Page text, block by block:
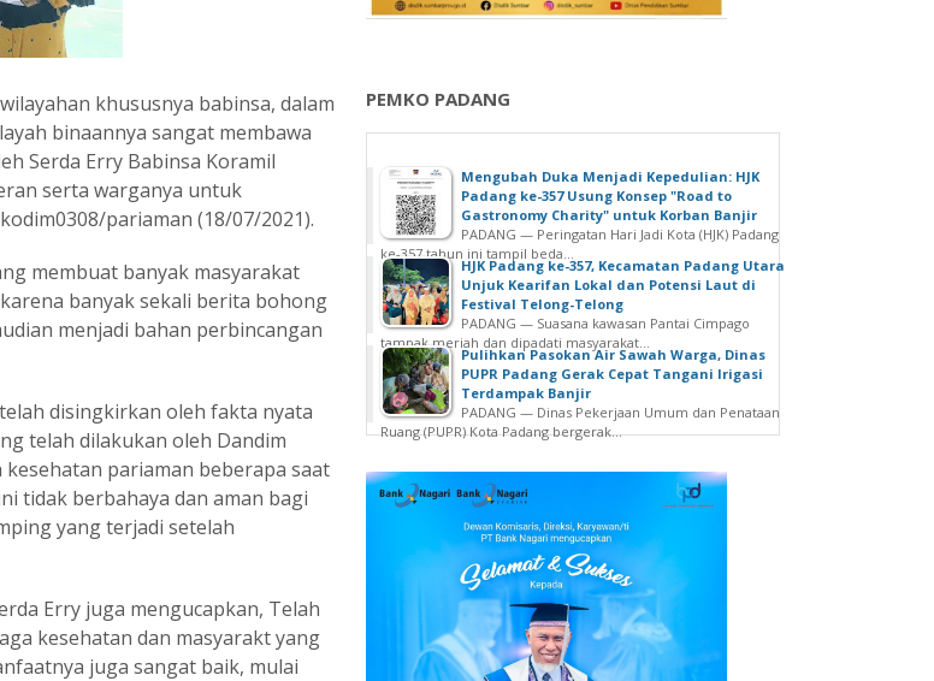
khususnya babinsa, dalam
binaannya sangat membawa
Serda Erry Babinsa Koramil
serta warganya untuk
pariaman (18/07/2021).
membuat banyak masyarakat
banyak sekali berita bohong
menjadi bahan perbincangan
disingkirkan oleh fakta nyata
telah dilakukan oleh Dandim
pariaman beberapa saat
tidak berbahaya dan aman bagi
yang terjadi setelah
Erry juga mengucapkan, Telah
kesehatan dan masyarakt yang
juga sangat baik, mulai
PEMKO PADANG
Mengubah Duka Menjadi Kepedulian: HJK
Padang ke-357 Usung Konsep "Road to
Gastronomy Charity" untuk Korban Banjir
PADANG — Peringatan Hari Jadi Kota (HJK) Padang
ke-357 tahun ini tampil beda...
HJK Padang ke-357, Kecamatan Padang Utara
Unjuk Kearifan Lokal dan Potensi Laut di
Festival Telong-Telong
PADANG — Suasana kawasan Pantai Cimpago
tampak meriah dan dipadati masyarakat...
Pulihkan Pasokan Air Sawah Warga, Dinas
PUPR Padang Gerak Cepat Tangani Irigasi
Terdampak Banjir
PADANG — Dinas Pekerjaan Umum dan Penataan
Ruang (PUPR) Kota Padang bergerak...